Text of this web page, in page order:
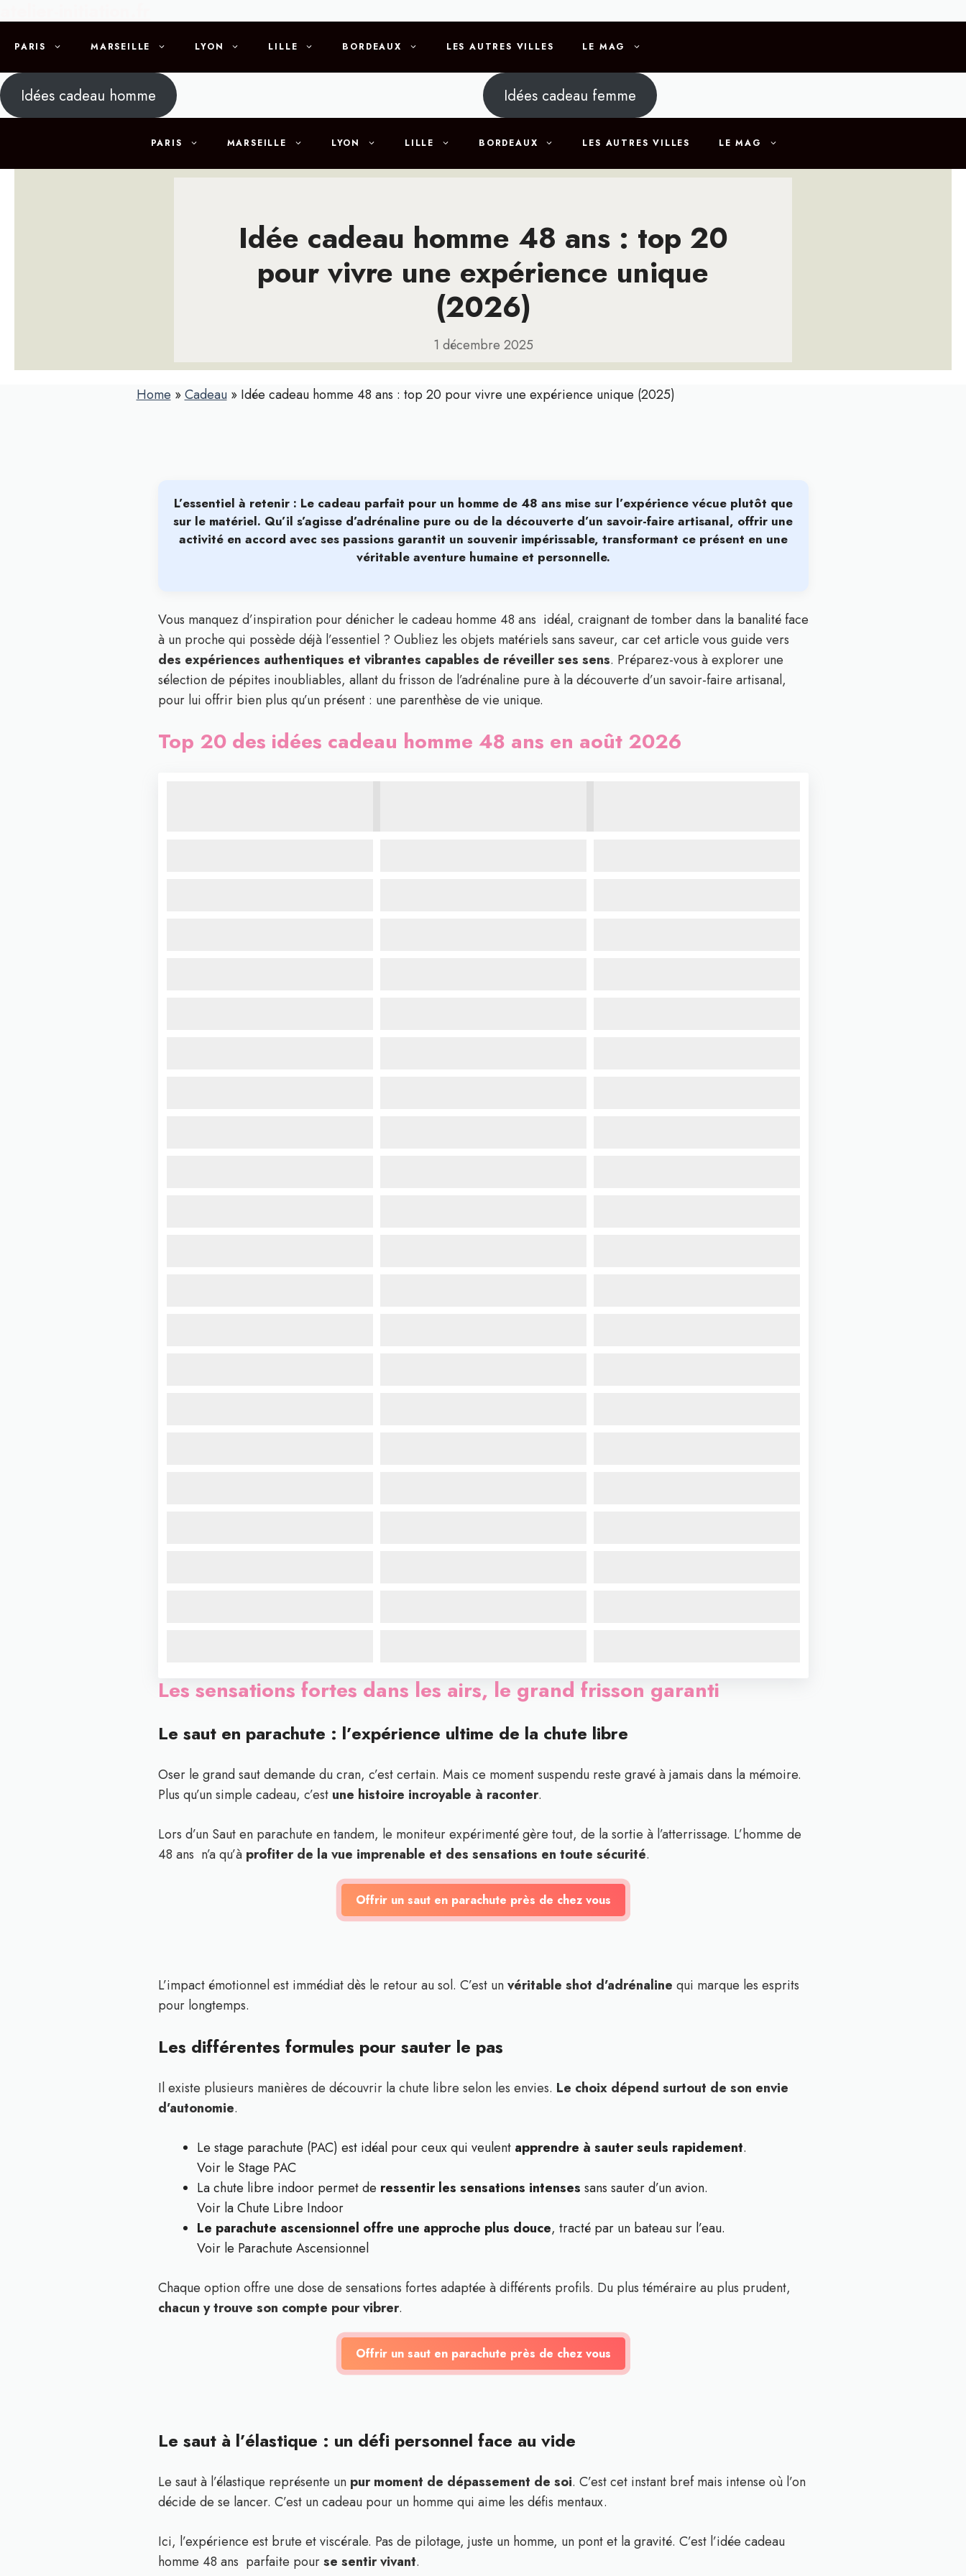
contenu
PARIS MARSEILLE LYON LILLE BORDEAUX LES AUTRES VILLES LE MAG
Idées cadeau homme Idées cadeau femme
PARIS MARSEILLE LYON LILLE BORDEAUX LES AUTRES VILLES LE MAG
Idée cadeau homme 48 ans : top 20
pour vivre une expérience unique
(2026)
1 décembre 2025
Home »Cadeau» Idée cadeau homme 48 ans : top 20 pour vivre une expérience unique (2025)
L’essentiel à retenir : Le cadeau parfait pour un homme de 48 ans mise sur l’expérience vécue plutôt que
sur le matériel. Qu’il s’agisse d’adrénaline pure ou de la découverte d’un savoir-faire artisanal, offrir une
activité en accord avec ses passions garantit un souvenir impérissable, transformant ce présent en une
véritable aventure humaine et personnelle.
Vous manquez d’inspiration pour dénicher le cadeau homme 48 ans idéal, craignant de tomber dans la banalité face
à un proche qui possède déjà l’essentiel ? Oubliez les objets matériels sans saveur, car cet article vous guide vers
des expériences authentiques et vibrantes capables de réveiller ses sens. Préparez-vous à explorer une
sélection de pépites inoubliables, allant du frisson de l’adrénaline pure à la découverte d’un savoir-faire artisanal,
pour lui offrir bien plus qu’un présent : une parenthèse de vie unique.
Top 20 des idées cadeau homme 48 ans en août 2026
Les sensations fortes dans les airs, le grand frisson garanti
Le saut en parachute : l’expérience ultime de la chute libre
Oser le grand saut demande du cran, c’est certain. Mais ce moment suspendu reste gravé à jamais dans la mémoire.
Plus qu’un simple cadeau, c’est une histoire incroyable à raconter.
Lors d’un Saut en parachute en tandem, le moniteur expérimenté gère tout, de la sortie à l’atterrissage. L’homme de
48 ans n’a qu’à profiter de la vue imprenable et des sensations en toute sécurité.
Offrir un saut en parachute près de chez vous
L’impact émotionnel est immédiat dès le retour au sol. C’est unvéritable shot d’adrénaline qui marque les esprits
pour longtemps.
Les différentes formules pour sauter le pas
Il existe plusieurs manières de découvrir la chute libre selon les envies. Le choix dépend surtout de son envie
d’autonomie.
Le stage parachute (PAC) est idéal pour ceux qui veulent apprendre à sauter seuls rapidement.
Voir le Stage PAC
La chute libre indoor permet de ressentir les sensations intenses sans sauter d’un avion.
Voir la Chute Libre Indoor
Le parachute ascensionnel offre une approche plus douce, tracté par un bateau sur l’eau.
Voir le Parachute Ascensionnel
Chaque option offre une dose de sensations fortes adaptée à différents profils. Du plus téméraire au plus prudent,
chacun y trouve son compte pour vibrer.
Offrir un saut en parachute près de chez vous
Le saut à l’élastique : un défi personnel face au vide
Le saut à l’élastique représente un pur moment de dépassement de soi. C’est cet instant bref mais intense où l’on
décide de se lancer. C’est un cadeau pour un homme qui aime les défis mentaux.
Ici, l’expérience est brute et viscérale. Pas de pilotage, juste un homme, un pont et la gravité. C’est l’idée cadeau
homme 48 ans parfaite pourse sentir vivant.